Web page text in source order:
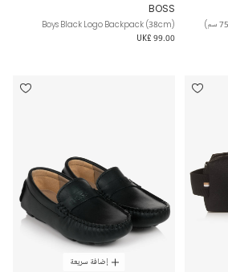
BOSS
Boys Black Logo Backpack (38cm)
UK£ 99.00
إضافة سريعة